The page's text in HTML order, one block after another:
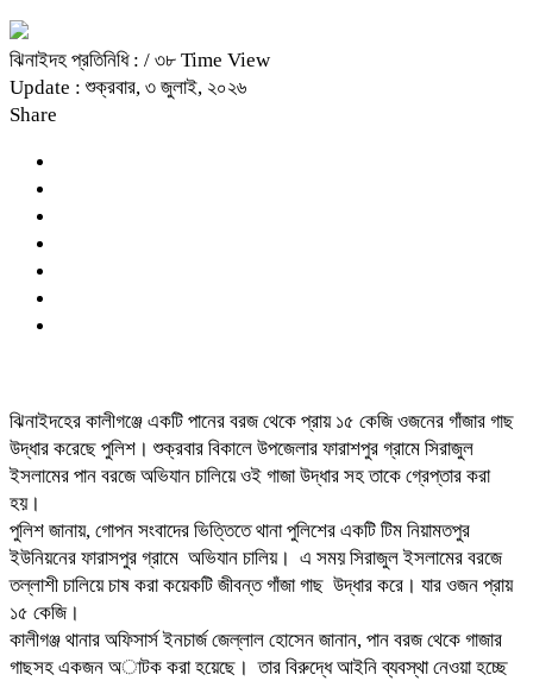
ঝিনাইদহ প্রতিনিধি : / ৩৮ Time View
Update : শুক্রবার, ৩ জুলাই, ২০২৬
Share
ঝিনাইদহের কালীগঞ্জে একটি পানের বরজ থেকে প্রায় ১৫ কেজি ওজনের গাঁজার গাছ
উদ্ধার করেছে পুলিশ। শুক্রবার বিকালে উপজেলার ফারাশপুর গ্রামে সিরাজুল
ইসলামের পান বরজে অভিযান চালিয়ে ওই গাজা উদ্ধার সহ তাকে গ্রেপ্তার করা
হয়।
পুলিশ জানায়, গোপন সংবাদের ভিত্তিতে থানা পুলিশের একটি টিম নিয়ামতপুর
ইউনিয়নের ফারাসপুর গ্রামে অভিযান চালিয়। এ সময় সিরাজুল ইসলামের বরজে
তল্লাশী চালিয়ে চাষ করা কয়েকটি জীবন্ত গাঁজা গাছ উদ্ধার করে। যার ওজন প্রায়
১৫ কেজি।
কালীগঞ্জ থানার অফিসার্স ইনচার্জ জেল্লাল হোসেন জানান, পান বরজ থেকে গাজার
গাছসহ একজন অাটক করা হয়েছে। তার বিরুদ্ধে আইনি ব্যবস্থা নেওয়া হচ্ছে